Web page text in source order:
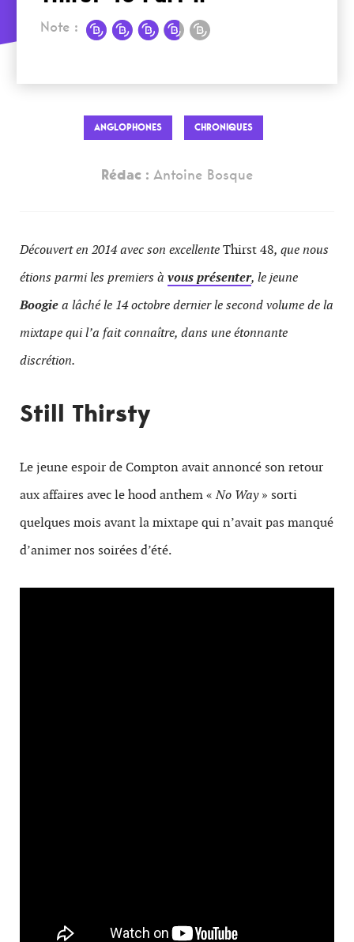
Note :
ANGLOPHONES CHRONIQUES
Rédac : Antoine Bosque
Découvert en 2014 avec son excellenteThirst 48, que nous
étions parmi les premiers à vous présenter, le jeune
Boogiea lâché le 14 octobre dernier le second volume de la
mixtape qui l’a fait connaître, dans une étonnante
discrétion.
Still Thirsty
Le jeune espoir de Compton avait annoncé son retour
aux affaires avec le hood anthem «No Way» sorti
quelques mois avant la mixtape qui n’avait pas manqué
d’animer nos soirées d’été.